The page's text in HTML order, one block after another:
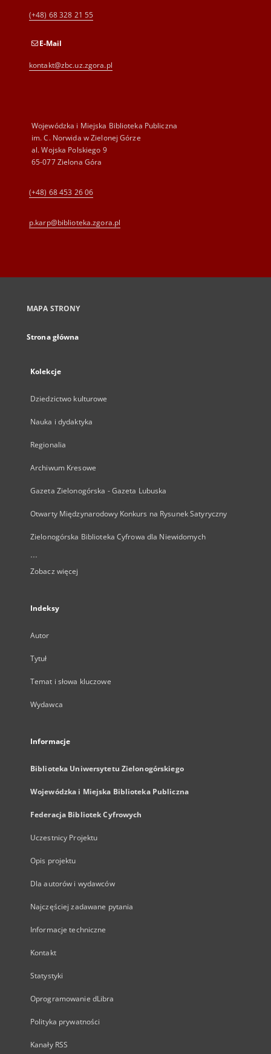
(+48) 68 328 21 55
E-Mail
kontakt@zbc.uz.zgora.pl
Wojewódzka i Miejska Biblioteka Publiczna
im. C. Norwida w Zielonej Górze
al. Wojska Polskiego 9
65-077 Zielona Góra
(+48) 68 453 26 06
p.karp@biblioteka.zgora.pl
MAPA STRONY
Strona główna
Kolekcje
Dziedzictwo kulturowe
Nauka i dydaktyka
Regionalia
Archiwum Kresowe
Gazeta Zielonogórska - Gazeta Lubuska
Otwarty Międzynarodowy Konkurs na Rysunek Satyryczny
Zielonogórska Biblioteka Cyfrowa dla Niewidomych
...
Zobacz więcej
Indeksy
Autor
Tytuł
Temat i słowa kluczowe
Wydawca
Informacje
Biblioteka Uniwersytetu Zielonogórskiego
Wojewódzka i Miejska Biblioteka Publiczna
Federacja Bibliotek Cyfrowych
Uczestnicy Projektu
Opis projektu
Dla autorów i wydawców
Najczęściej zadawane pytania
Informacje techniczne
Kontakt
Statystyki
Oprogramowanie dLibra
Polityka prywatności
Kanały RSS